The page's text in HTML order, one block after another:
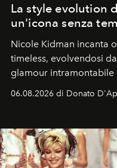
La style evolution
un'icona senza
Nicole Kidman incanta
timeless, evolvendosi
glamour intramontabile
Italia la sua style
06.08.2026 di Donato